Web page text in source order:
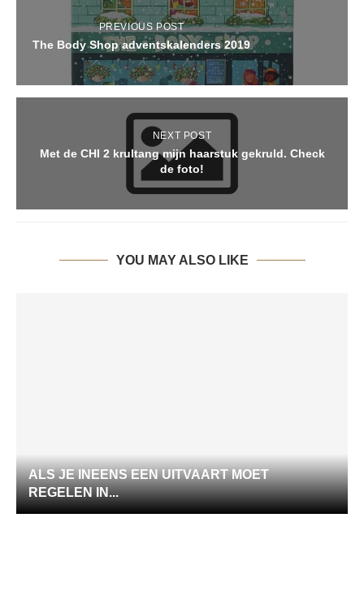
PREVIOUS POST
The Body Shop adventskalenders 2019
NEXT POST
Met de CHI 2 krultang mijn haarstuk gekruld. Check
de foto!
YOU MAY ALSO LIKE
ALS JE INEENS EEN UITVAART MOET
REGELEN IN...